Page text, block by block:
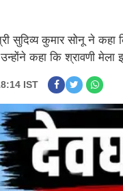
सुदिव्य कुमार सोनू ने कहा
कहा कि श्रावणी
IST